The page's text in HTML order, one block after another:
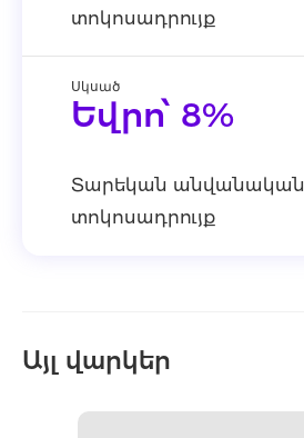
տոկոսադրույք
Սկսած
Եվրո՝ 8%
Տարեկան անվանական
տոկոսադրույք
Այլ վարկեր